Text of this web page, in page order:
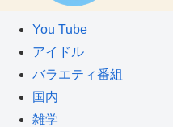
You Tube
アイドル
バラエティ番組
国内
雑学